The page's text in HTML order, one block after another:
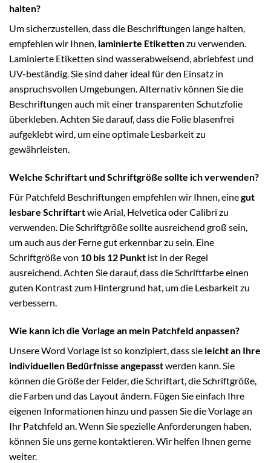
halten?
Um sicherzustellen, dass die Beschriftungen lange halten,
empfehlen wir Ihnen, laminierte Etikettenzu verwenden.
Laminierte Etiketten sind wasserabweisend, abriebfest und
UV-beständig. Sie sind daher ideal für den Einsatz in
anspruchsvollen Umgebungen. Alternativ können Sie die
Beschriftungen auch mit einer transparenten Schutzfolie
überkleben. Achten Sie darauf, dass die Folie blasenfrei
aufgeklebt wird, um eine optimale Lesbarkeit zu
gewährleisten.
Welche Schriftart und Schriftgröße sollte ich verwenden?
Für Patchfeld Beschriftungen empfehlen wir Ihnen, einegut
lesbare Schriftartwie Arial, Helvetica oder Calibri zu
verwenden. Die Schriftgröße sollte ausreichend groß sein,
um auch aus der Ferne gut erkennbar zu sein. Eine
Schriftgröße von 10 bis 12 Punkt ist in der Regel
ausreichend. Achten Sie darauf, dass die Schriftfarbe einen
guten Kontrast zum Hintergrund hat, um die Lesbarkeit zu
verbessern.
Wie kann ich die Vorlage an mein Patchfeld anpassen?
Unsere Word Vorlage ist so konzipiert, dass sie leicht an Ihre
individuellen Bedürfnisse angepasstwerden kann. Sie
können die Größe der Felder, die Schriftart, die Schriftgröße,
die Farben und das Layout ändern. Fügen Sie einfach Ihre
eigenen Informationen hinzu und passen Sie die Vorlage an
Ihr Patchfeld an. Wenn Sie spezielle Anforderungen haben,
können Sie uns gerne kontaktieren. Wir helfen Ihnen gerne
weiter.